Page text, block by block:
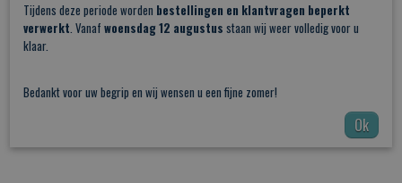
Save
Tijdens deze periode worden bestellingen en klantvragen beperkt
verwerkt. Vanaf woensdag 12 augustus staan wij weer volledig voor u
klaar.
Bedankt voor uw begrip en wij wensen u een fijne zomer!
Ok